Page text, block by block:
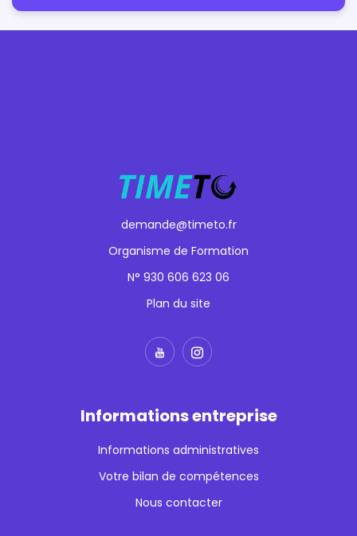
demande@timeto.fr
Organisme de Formation
N° 930 606 623 06
Plan du site
Informations entreprise
Informations administratives
Votre bilan de compétences
Nous contacter